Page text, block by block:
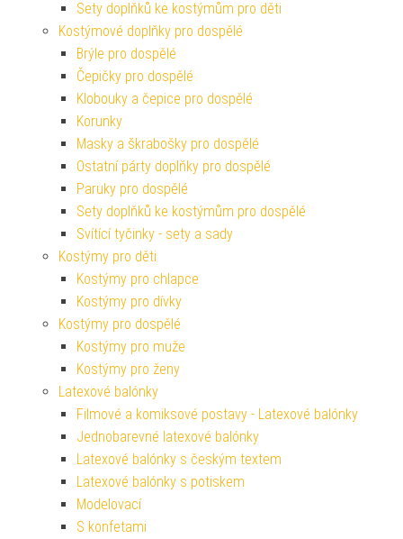
Sety doplňků ke kostýmům pro děti
Kostýmové doplňky pro dospělé
Brýle pro dospělé
Čepičky pro dospělé
Klobouky a čepice pro dospělé
Korunky
Masky a škrabošky pro dospělé
Ostatní párty doplňky pro dospělé
Paruky pro dospělé
Sety doplňků ke kostýmům pro dospělé
Svítící tyčinky - sety a sady
Kostýmy pro děti
Kostýmy pro chlapce
Kostýmy pro dívky
Kostýmy pro dospělé
Kostýmy pro muže
Kostýmy pro ženy
Latexové balónky
Filmové a komiksové postavy - Latexové balónky
Jednobarevné latexové balónky
Latexové balónky s českým textem
Latexové balónky s potiskem
Modelovací
S konfetami